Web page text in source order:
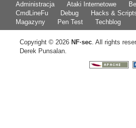
Administracja Ataki Internetowe
CmdLineFu
Debug Hacks &
Magazyny
Pen Test Techblog
Copyright © 2026 NF·sec. All rights
Derek Punsalan.